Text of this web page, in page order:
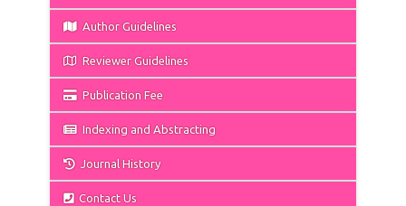
Author Guidelines
Reviewer Guidelines
Publication Fee
Indexing and Abstracting
Journal History
Contact Us